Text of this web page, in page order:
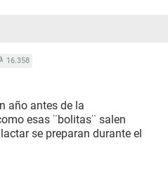
16.358
año antes de la
esas ¨bolitas¨ salen
se preparan durante el